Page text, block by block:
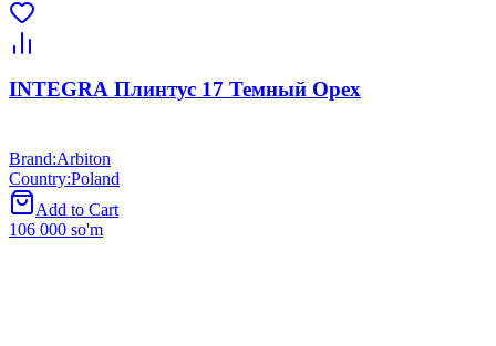
INTEGRA Плинтус 17 Темный Орех
Brand:Arbiton
Country:Poland
Add to Cart
106 000 so'm